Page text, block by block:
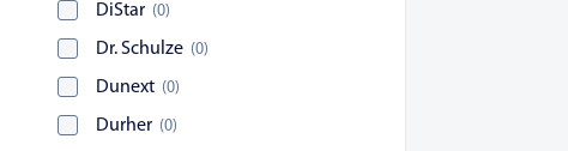
DiStar (0)
Dr. Schulze (0)
Dunext (0)
Durher (0)